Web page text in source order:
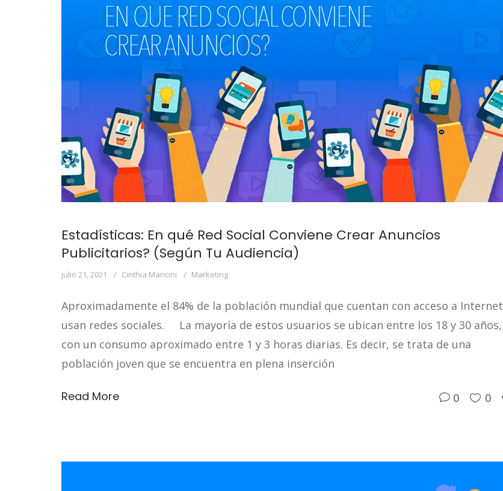
Estadísticas: En qué Red Social Conviene Crear Anuncios
Publicitarios? (Según Tu Audiencia)
julio 21, 2021 Cinthia Mancini Marketing
Aproximadamente el 84% de la población mundial que cuentan con acceso a Internet
usan redes sociales. La mayoría de estos usuarios se ubican entre los 18 y 30 años,
con un consumo aproximado entre 1 y 3 horas diarias. Es decir, se trata de una
población joven que se encuentra en plena inserción
Read More 0 0